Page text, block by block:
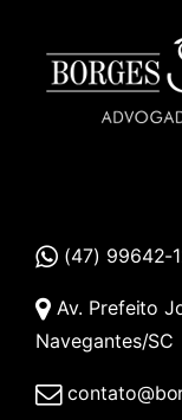
(47) 99642-
Av. Prefeito
Navegantes/SC